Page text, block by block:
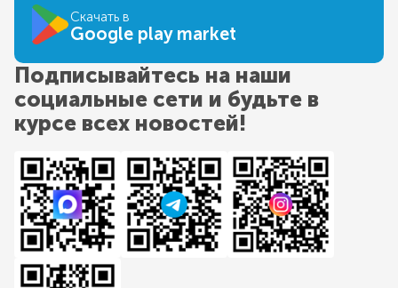
Скачать в
Google play market
Подписывайтесь на наши
социальные сети и будьте в
курсе всех новостей!